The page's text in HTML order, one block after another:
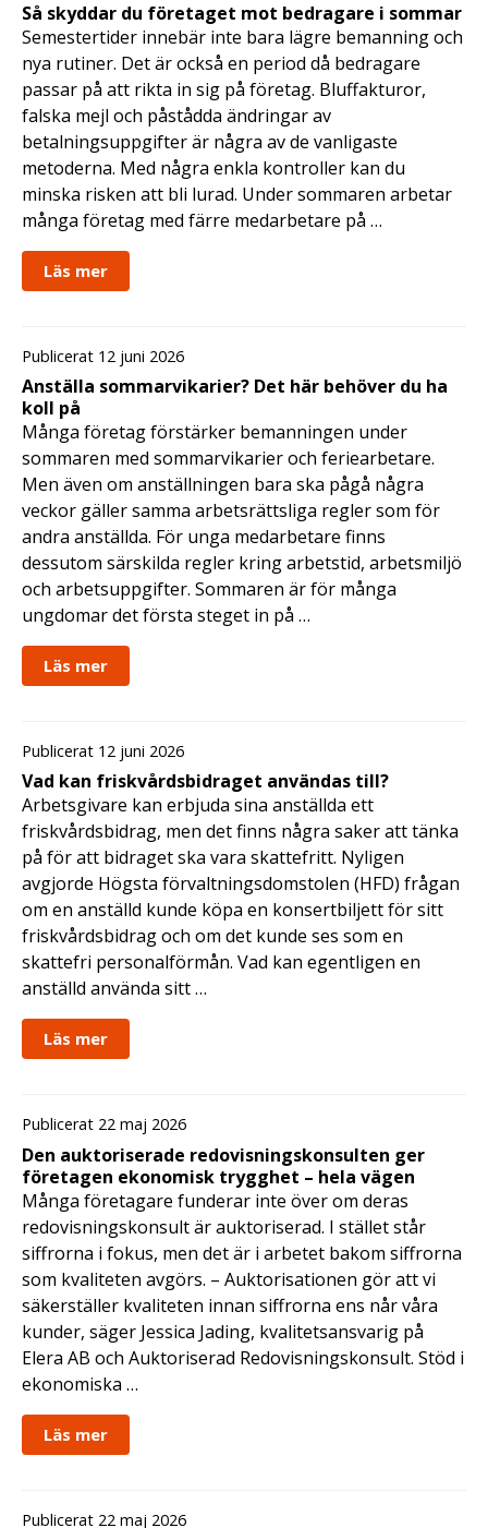
Så skyddar du företaget mot bedragare i sommar
Semestertider innebär inte bara lägre bemanning och
nya rutiner. Det är också en period då bedragare
passar på att rikta in sig på företag. Bluffakturor,
falska mejl och påstådda ändringar av
betalningsuppgifter är några av de vanligaste
metoderna. Med några enkla kontroller kan du
minska risken att bli lurad. Under sommaren arbetar
många företag med färre medarbetare på …
Läs mer
Publicerat 12 juni 2026
Anställa sommarvikarier? Det här behöver du ha
koll på
Många företag förstärker bemanningen under
sommaren med sommarvikarier och feriearbetare.
Men även om anställningen bara ska pågå några
veckor gäller samma arbetsrättsliga regler som för
andra anställda. För unga medarbetare finns
dessutom särskilda regler kring arbetstid, arbetsmiljö
och arbetsuppgifter. Sommaren är för många
ungdomar det första steget in på …
Läs mer
Publicerat 12 juni 2026
Vad kan friskvårdsbidraget användas till?
Arbetsgivare kan erbjuda sina anställda ett
friskvårdsbidrag, men det finns några saker att tänka
på för att bidraget ska vara skattefritt. Nyligen
avgjorde Högsta förvaltningsdomstolen (HFD) frågan
om en anställd kunde köpa en konsertbiljett för sitt
friskvårdsbidrag och om det kunde ses som en
skattefri personalförmån. Vad kan egentligen en
anställd använda sitt …
Läs mer
Publicerat 22 maj 2026
Den auktoriserade redovisningskonsulten ger
företagen ekonomisk trygghet – hela vägen
Många företagare funderar inte över om deras
redovisningskonsult är auktoriserad. I stället står
siffrorna i fokus, men det är i arbetet bakom siffrorna
som kvaliteten avgörs. – Auktorisationen gör att vi
säkerställer kvaliteten innan siffrorna ens når våra
kunder, säger Jessica Jading, kvalitetsansvarig på
Elera AB och Auktoriserad Redovisningskonsult. Stöd i
ekonomiska …
Läs mer
Publicerat 22 maj 2026